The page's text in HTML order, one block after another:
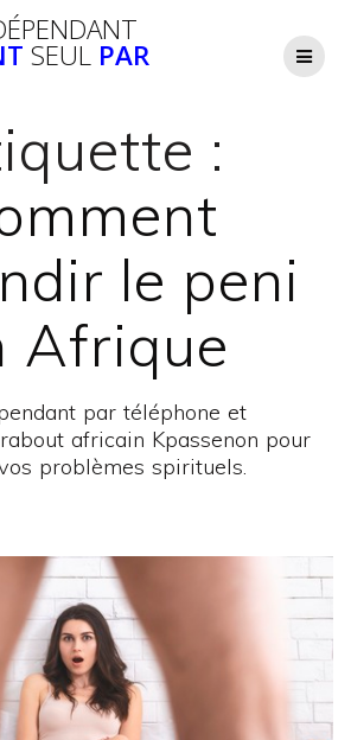
au
contenu
SEUL PAR
:
le peni
Afrique
par téléphone et
africain Kpassenon pour
problèmes spirituels.